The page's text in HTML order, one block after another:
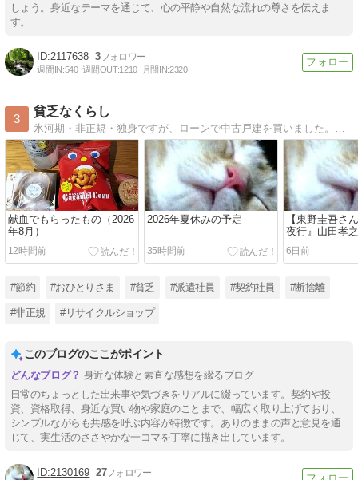
しょう。身近なテーマを通じて、心の平静や自然な流れの尊さを伝えま
す。
2117638 3
週間IN:540 週間OUT:1210 月間IN:2320
3
貧乏なくらし
氷河期・非正規・独身ですが、ローンで中古戸建を買いました。節約と工夫が信条で、にゃんこと暮らしてます。よろしくね。
献血でもらったもの（2026
年8月）
12時間前
2026年夏休みの予定
35時間前
【東野圭吾さ
夜行』山田孝
6日前
#節約 #おひとりさま #貧乏 #派遣社員 #契約社員 #断捨離
#非正規 #リサイクルショップ
このブログのここがポイント
身近な体験と素直な感想を綴るブログ
日常のちょっとした出来事や気づきをリアルに綴っています。契約や投
資、資格取得、身近な買い物や家庭のことまで、幅広く取り上げており、
シンプルながらも共感を呼ぶ内容が特徴です。ありのままの声と意見を通
じて、実生活のささやかな一コマを丁寧に描き出しています。
2130169 27